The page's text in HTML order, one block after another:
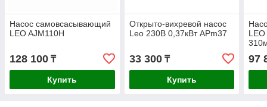
Насос самовсасывающий
LEO AJM110H
128 100 ₸
Купить
Открыто-вихревой насос
Leo 230В 0,37кВт APm37
33 300₸
Купить
97